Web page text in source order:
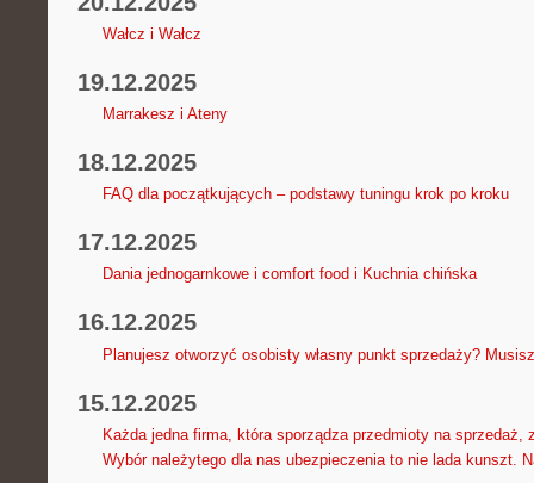
Wałcz i Wałcz
19.12.2025
Marrakesz i Ateny
18.12.2025
FAQ dla początkujących – podstawy tuningu krok po kroku
17.12.2025
Dania jednogarnkowe i comfort food i Kuchnia chińska
16.12.2025
Planujesz otworzyć osobisty własny punkt sprzedaży? Musisz
15.12.2025
Każda jedna firma, która sporządza przedmioty na sprzedaż,
Wybór należytego dla nas ubezpieczenia to nie lada kunszt.